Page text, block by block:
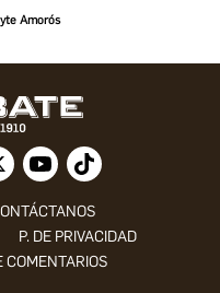
Amorós
P. DE PRIVACIDAD
COMENTARIOS